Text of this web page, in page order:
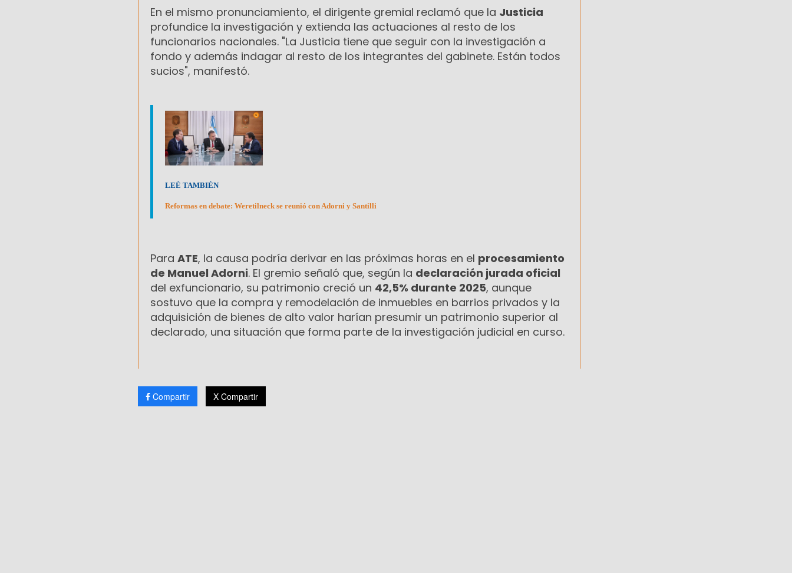
En el mismo pronunciamiento, el dirigente gremial reclamó que la Justicia
profundice la investigación y extienda las actuaciones al resto de los
funcionarios nacionales. "La Justicia tiene que seguir con la investigación a
fondo y además indagar al resto de los integrantes del gabinete. Están todos
sucios", manifestó.
LEÉ TAMBIÉN
Reformas en debate: Weretilneck se reunió con Adorni y Santilli
Para ATE, la causa podría derivar en las próximas horas en el procesamiento
de Manuel Adorni. El gremio señaló que, según la declaración jurada oficial
del exfuncionario, su patrimonio creció un 42,5% durante 2025, aunque
sostuvo que la compra y remodelación de inmuebles en barrios privados y la
adquisición de bienes de alto valor harían presumir un patrimonio superior al
declarado, una situación que forma parte de la investigación judicial en curso.
Compartir X Compartir